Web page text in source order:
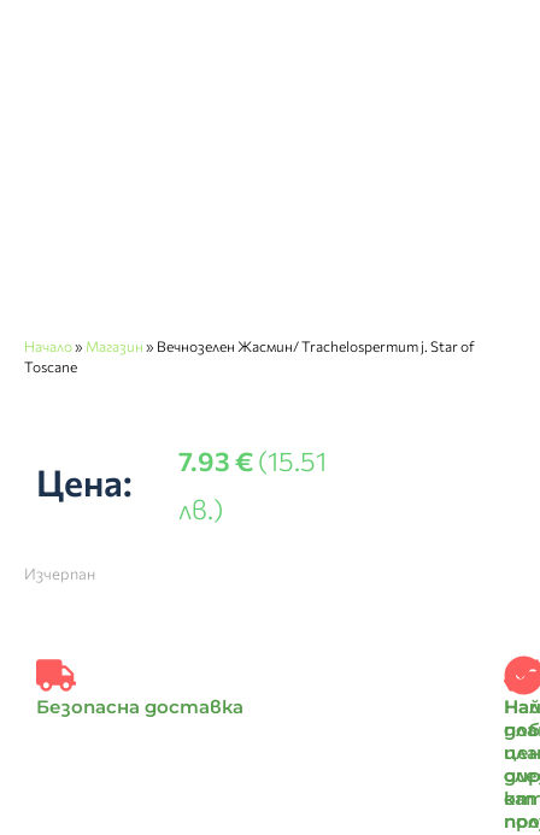
Начало» Магазин » Вечнозелен Жасмин/ Trachelospermum j. Star of
Toscane
Цена: 7.93€(15.51
лв.)
Изчерпан
Безопасна доставка
от